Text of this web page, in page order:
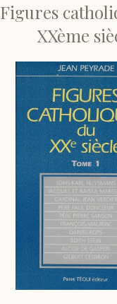
Figures
XXème